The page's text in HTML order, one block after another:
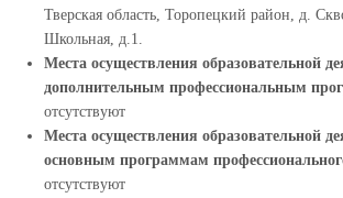
Тверская область, Торопецкий район, д.
Школьная, д.1.
Места осуществления образовательной
дополнительным профессиональным
отсутствуют
Места осуществления образовательной
основным программам
отсутствуют